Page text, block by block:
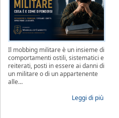
Il mobbing militare è un insieme di
comportamenti ostili, sistematici e
reiterati, posti in essere ai danni di
un militare o di un appartenente
alle…
Leggi di più